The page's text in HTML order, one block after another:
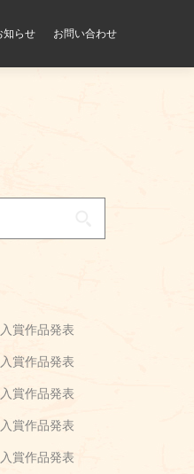
知らせ お問い合わせ
賞作品発表
賞作品発表
賞作品発表
賞作品発表
賞作品発表